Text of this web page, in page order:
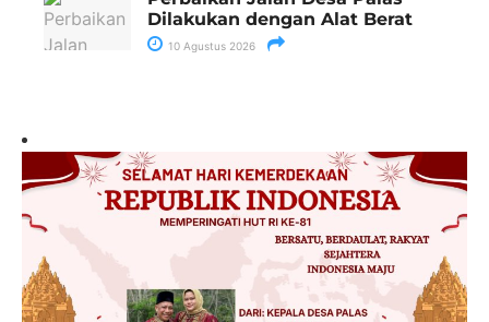
Dilakukan dengan Alat Berat
10 Agustus 2026